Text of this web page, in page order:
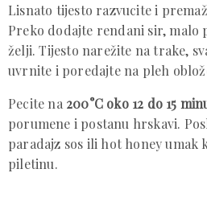
Lisnato tijesto razvucite i
Preko dodajte rendani sir, malo
želji. Tijesto narežite na trake,
uvrnite i poredajte na pleh
Pecite na 200°C oko 12 do 15
porumene i postanu hrskavi.
paradajz sos ili hot honey umak
piletinu.